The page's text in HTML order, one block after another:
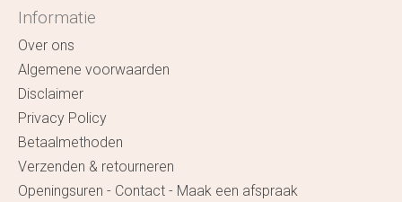
Informatie
Over ons
Algemene voorwaarden
Disclaimer
Privacy Policy
Betaalmethoden
Verzenden & retourneren
Openingsuren - Contact - Maak een afspraak